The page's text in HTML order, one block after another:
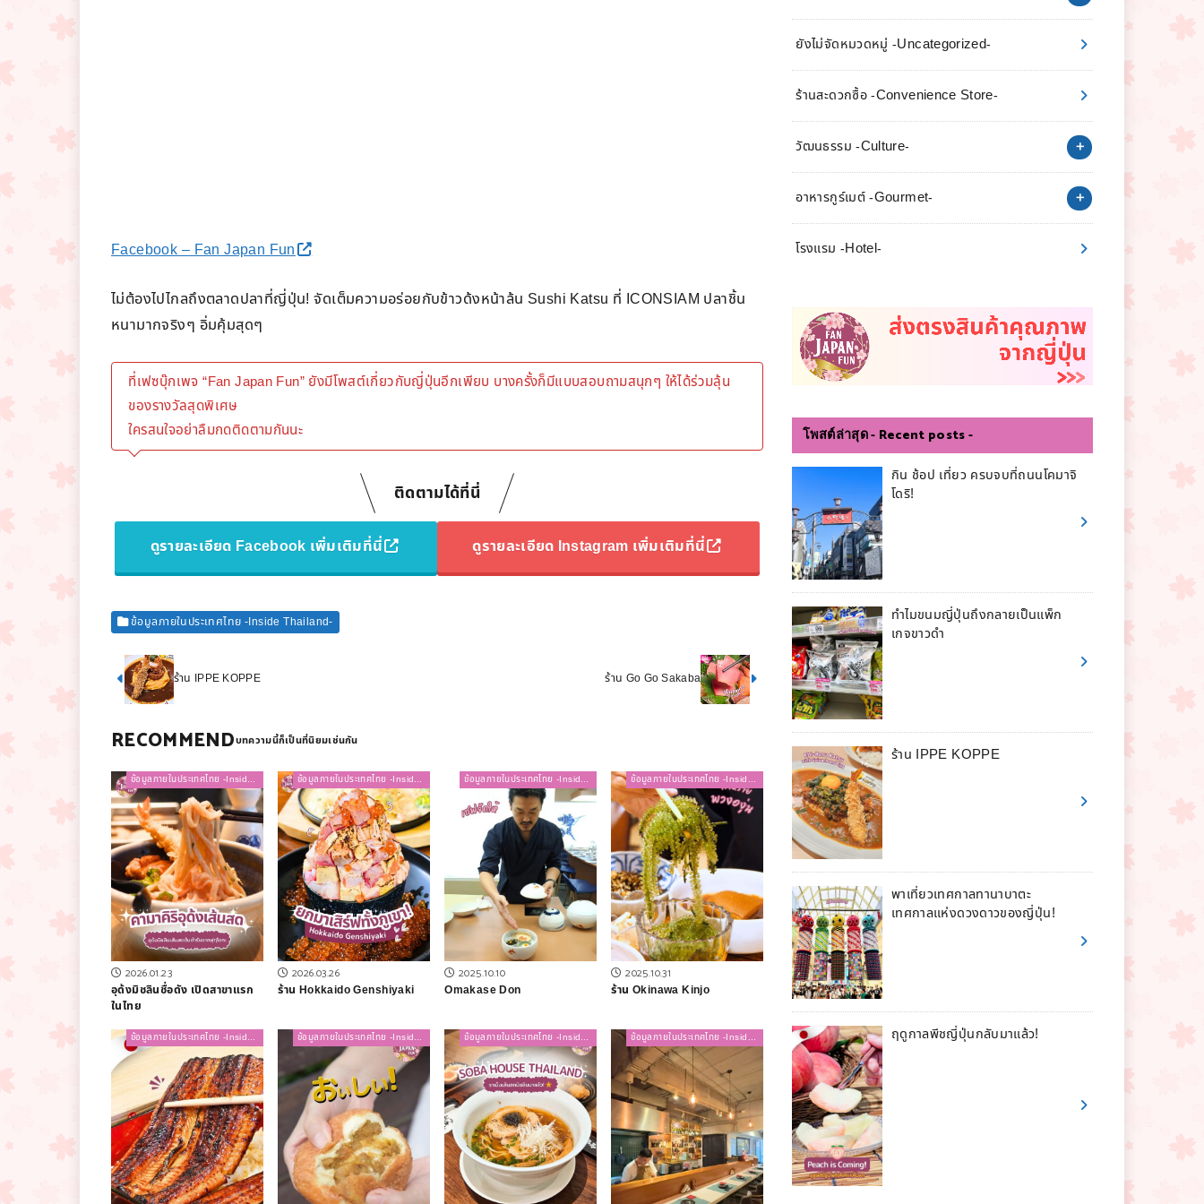
Facebook – Fan Japan Fun
ไม่ต้องไปไกลถึงตลาดปลาที่ญี่ปุ่น! จัดเต็มความอร่อยกับข้าวด้งหน้าล้น Sushi Katsu ที่ ICONSIAM ปลาชิ้น
หนามากจริงๆ อิ่มคุ้มสุดๆ
ที่เฟซบุ๊กเพจ “Fan Japan Fun” ยังมีโพสต์เกี่ยวกับญี่ปุ่นอีกเพียบ บางครั้งก็มีแบบสอบถามสนุกๆ ให้ได้ร่วมลุ้น
ของรางวัลสุดพิเศษ
ใครสนใจอย่าลืมกดติดตามกันนะ
ติดตามได้ที่นี่
ดูรายละเอียด Facebook เพิ่มเติมที่นี่ ดูรายละเอียด Instagram เพิ่มเติมที่นี่
ข้อมูลภายในประเทศไทย -Inside Thailand-
ร้าน IPPE KOPPE ร้าน Go Go Sakaba
RECOMMEND
ข้อมูลภายในประเทศไทย -Inside Thailand-
2026.01.23
อุด้งมิชลินชื่อดัง เปิดสาขาแรก
ในไทย
ข้อมูลภายในประเทศไทย -Inside Thailand-
2026.03.26
ร้าน Hokkaido Genshiyaki
ข้อมูลภายในประเทศไทย -Inside Thailand-
2025.10.10
Omakase Don
ข้อมูลภายในประเทศไทย -Inside Thailand-
2025.10.31
ร้าน Okinawa Kinjo
ข้อมูลภายในประเทศไทย -Inside Thailand- ข้อมูลภายในประเทศไทย -Inside Thailand- ข้อมูลภายในประเทศไทย -Inside Thailand- ข้อมูลภายในประเทศไทย -Inside Thailand-
ยังไม่จัดหมวดหมู่ -Uncategorized-
ร้านสะดวกซื้อ -Convenience Store-
วัฒนธรรม -Culture-
อาหารกูร์เมต์ -Gourmet-
โรงแรม -Hotel-
โพสต์ล่าสุด - Recent posts -
กิน ช้อป เที่ยว ครบจบที่ถนนโคมาจิ
โดริ!
ทำไมขนมญี่ปุ่นถึงกลายเป็นแพ็ก
เกจขาวดำ
ร้าน IPPE KOPPE
พาเที่ยวเทศกาลทานาบาตะ
เทศกาลแห่งดวงดาวของญี่ปุ่น!
ฤดูกาลพีชญี่ปุ่นกลับมาแล้ว!